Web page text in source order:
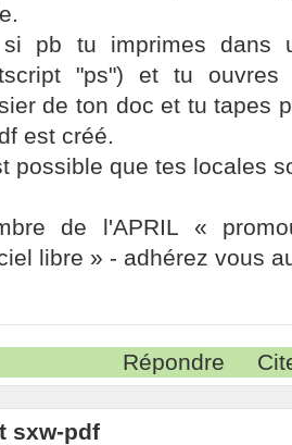
pb tu imprimes dans
"ps") et tu
de ton doc et tu tapes
est créé.
possible que tes locales
de l'APRIL «
libre » - adhérez vous
Répondre
sxw-pdf